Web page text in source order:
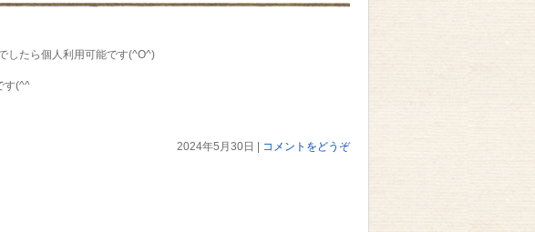
したら個人利用可能です(^O^)
す(^^
2024年5月30日
コメントをどうぞ